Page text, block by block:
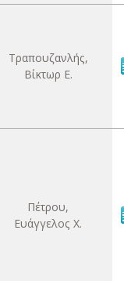
Τραπουζανλής,
Βίκτωρ Ε.
Πέτρου,
Ευάγγελος Χ.